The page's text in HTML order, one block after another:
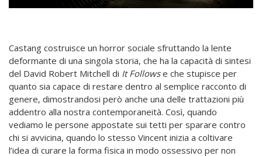
Castang costruisce un horror sociale sfruttando la lente
deformante di una singola storia, che ha la capacità di sintesi
del David Robert Mitchell di It Followse che stupisce per
quanto sia capace di restare dentro al semplice racconto di
genere, dimostrandosi però anche una delle trattazioni più
addentro alla nostra contemporaneità. Così, quando
vediamo le persone appostate sui tetti per sparare contro
chi si avvicina, quando lo stesso Vincent inizia a coltivare
l’idea di curare la forma fisica in modo ossessivo per non